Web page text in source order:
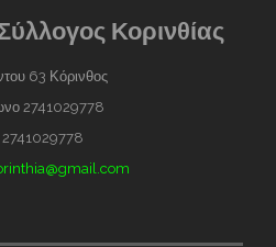
Κορινθίας
63 Κόρινθος
2741029778
2741029778